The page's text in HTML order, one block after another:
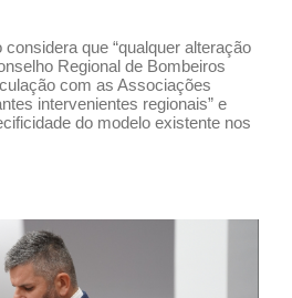
que “qualquer alteração
Regional de Bombeiros
com as Associações
intervenientes regionais” e
do modelo existente nos